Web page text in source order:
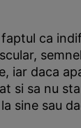
ca
iar daca
si sa nu
sine sau